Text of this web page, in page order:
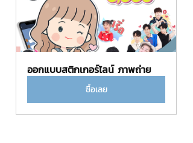
ออกแบบสติกเกอร์ไลน์ ภาพถ่าย
ซื้อเลย